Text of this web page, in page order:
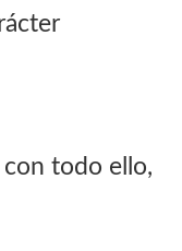
todo ello,